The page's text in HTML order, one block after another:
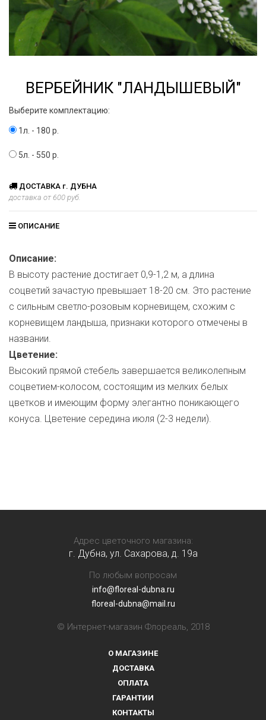
ВЕРБЕЙНИК "ЛАНДЫШЕВЫЙ"
Выберите комплектацию:
1л. - 180 р.
5л. - 550 р.
ДОСТАВКА г. ДУБНА
доставка от 600 руб.
ОПИСАНИЕ
Описание:
В высоту растение достигает 0,9-1,2 м, а длина
соцветий зачастую превышает 18-20 см. Это растение
с сильным светло-розовым корневищем, схожим с
корневищем ландыша, признаки которого отмечены в
названии.
Цветение:
Высокий прямой стебель завершается великолепным
соцветием-колосом, состоящим из мелких белых
цветков и имеющим форму элегантно поникающего
конуса. Цветение середина июля (2-3 недели).
Адрес цветочного магазина:
г. Дубна, ул. Сахарова, д. 19a
По любым вопросам
info@floreal-dubna.ru
floreal-dubna@mail.ru
© Интернет-магазин Флореаль, 2018
О МАГАЗИНЕ
ДОСТАВКА
ОПЛАТА
ГАРАНТИИ
КОНТАКТЫ